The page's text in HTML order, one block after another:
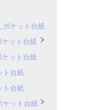
ポケット台紙
ケット台紙
ケット台紙
ト台紙
ト台紙
ケット台紙